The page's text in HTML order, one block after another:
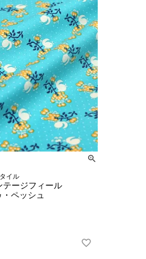
イル
テージフィール
ペッシュ